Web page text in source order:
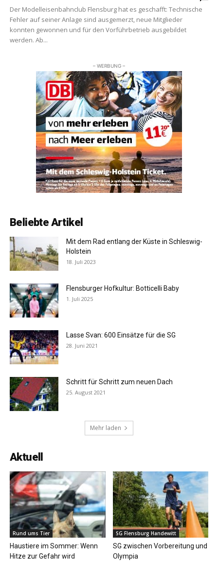
Der Modelleisenbahnclub Flensburg hat es geschafft: Technische
Fehler auf seiner Anlage sind ausgemerzt, neue Mitglieder
konnten gewonnen und für den Vorführbetrieb ausgebildet
werden. Ab...
– WERBUNG –
Beliebte Artikel
Mit dem Rad entlang der Küste in Schleswig-
Holstein
18. Juli 2023
Flensburger Hofkultur: Botticelli Baby
1. Juli 2025
Lasse Svan: 600 Einsätze für die SG
28. Juni 2021
Schritt für Schritt zum neuen Dach
25. August 2021
Mehr laden
Aktuell
Rund ums Tier
Haustiere im Sommer: Wenn
Hitze zur Gefahr wird
SG Flensburg Handewitt
SG zwischen Vorbereitung und
Olympia